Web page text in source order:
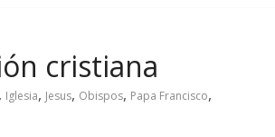
cristiana
, Iglesia, Jesus, Obispos, Papa Francisco,